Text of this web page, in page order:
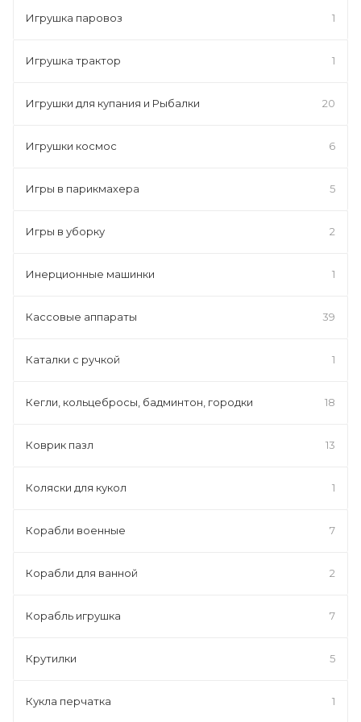
Игрушка паровоз 1
Игрушка трактор 1
Игрушки для купания и Рыбалки 20
Игрушки космос 6
Игры в парикмахера 5
Игры в уборку 2
Инерционные машинки 1
Кассовые аппараты 39
Каталки с ручкой 1
Кегли, кольцебросы, бадминтон, городки 18
Коврик пазл 13
Коляски для кукол 1
Корабли военные 7
Корабли для ванной 2
Корабль игрушка 7
Крутилки 5
Кукла перчатка 1